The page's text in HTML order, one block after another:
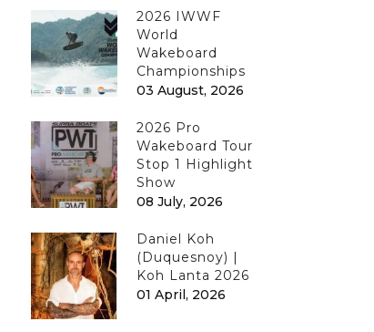
2026 IWWF
World
Wakeboard
Championships
03 August, 2026
2026 Pro
Wakeboard Tour
Stop 1 Highlight
Show
08 July, 2026
Daniel Koh
(Duquesnoy) |
Koh Lanta 2026
01 April, 2026